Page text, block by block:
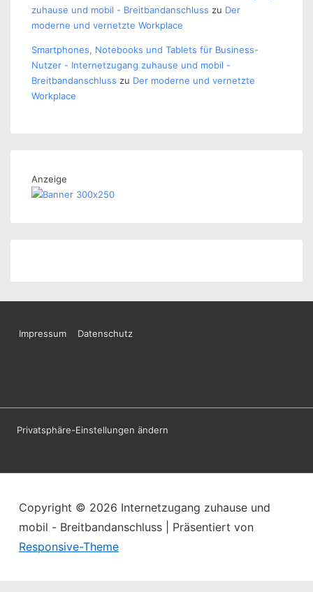
zuhause und mobil - Breitbandanschluss zu Der
moderne und vernetzte Workplace
Smartphones, Notebooks und Tablets für Business-
Nutzer - Internetzugang zuhause und mobil -
Breitbandanschluss zu Der moderne und vernetzte
Workplace
Anzeige
Footer-
Impressum Datenschutz
Privatsphäre-Einstellungen ändern
Copyright © 2026 Internetzugang zuhause und
mobil - Breitbandanschluss
| Präsentiert von
Responsive-Theme